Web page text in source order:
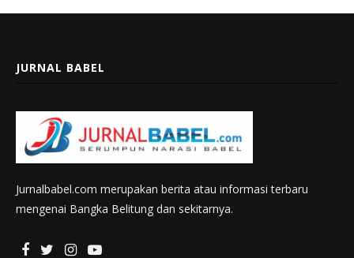
JURNAL BABEL
Jurnalbabel.com merupakan berita atau informasi terbaru
mengenai Bangka Belitung dan sekitarnya.